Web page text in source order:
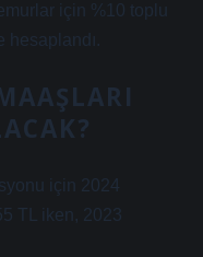
için %10 toplu
hesaplandı.
için 2024
TL iken, 2023